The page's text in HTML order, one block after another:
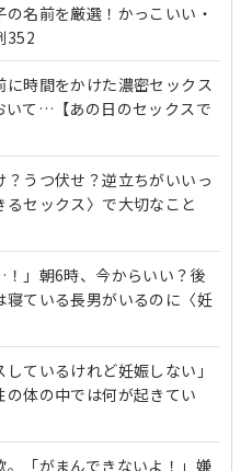
名前を厳選！かっこいい・
352
に時間をかけた濃密セックス
て…【あの日のセックスで
うつ伏せ？逆立ちがいいっ
セックス〉で大切なこと
！」朝6時、今からいい？後
寝ている長男がいるのに〈妊
しているけれど妊娠しない」
の体の中では何が起きてい
。「がまんできないよ！」嫌